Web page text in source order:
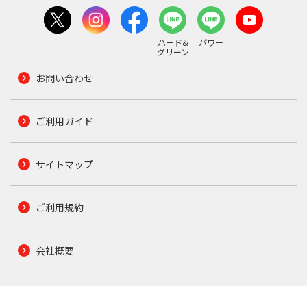
ハード&
グリーン
パワー
お問い合わせ
ご利用ガイド
サイトマップ
ご利用規約
会社概要